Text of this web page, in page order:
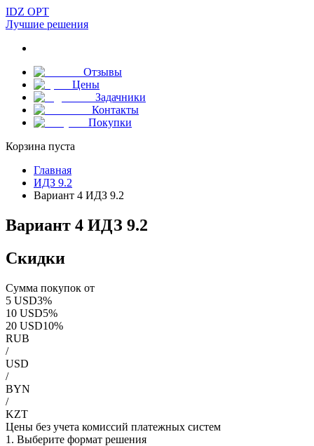
IDZ OPT
Лучшие решения
Отзывы
Цены
Задачники
Контакты
Покупки
Корзина пуста
Главная
ИДЗ 9.2
Вариант 4 ИДЗ 9.2
Вариант 4 ИДЗ 9.2
Скидки
Сумма покупок от
5 USD3%
10 USD5%
20 USD10%
RUB
/
USD
/
BYN
/
KZT
Цены без учета комиссий платежных систем
1. Выберите формат решения